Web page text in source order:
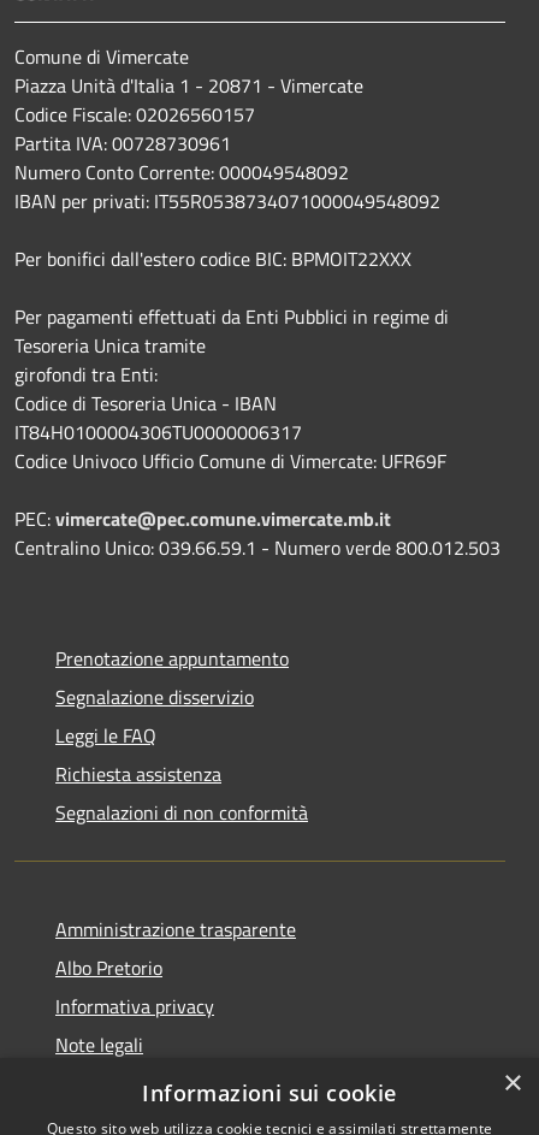
Comune di Vimercate
Piazza Unità d'Italia 1 - 20871 - Vimercate
Codice Fiscale: 02026560157
Partita IVA: 00728730961
Numero Conto Corrente: 000049548092
IBAN per privati: IT55R0538734071000049548092
Per bonifici dall'estero codice BIC: BPMOIT22XXX
Per pagamenti effettuati da Enti Pubblici in regime di
Tesoreria Unica tramite
girofondi tra Enti:
Codice di Tesoreria Unica - IBAN
IT84H0100004306TU0000006317
Codice Univoco Ufficio Comune di Vimercate: UFR69F
PEC:vimercate@pec.comune.vimercate.mb.it
Centralino Unico: 039.66.59.1 - Numero verde 800.012.503
Prenotazione appuntamento
Segnalazione disservizio
Leggi le FAQ
Richiesta assistenza
Segnalazioni di non conformità
Amministrazione trasparente
Albo Pretorio
Informativa privacy
Note legali
Dichiarazione di accessibilità
×
Informazioni sui cookie
Questo sito web utilizza cookie tecnici e assimilati strettamente